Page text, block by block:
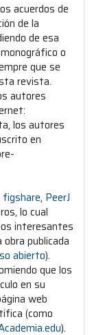
acuerdos de
de la
de esa
o
que se
revista.
autores
los autores
en
figshare, PeerJ
lo cual
interesantes
publicada
abierto).
que los
en su
web
(como
).